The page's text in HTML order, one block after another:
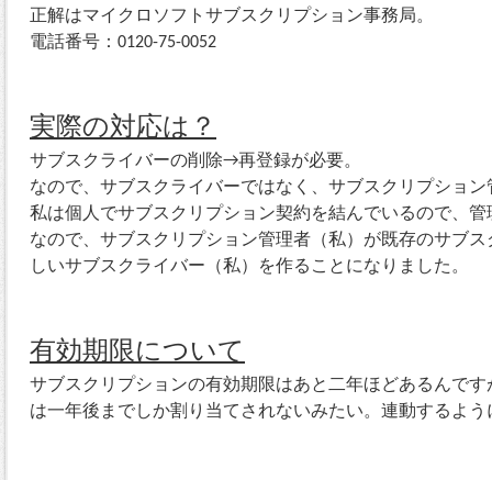
正解はマイクロソフトサブスクリプション事務局。
電話番号：0120-75-0052
実際の対応は？
サブスクライバーの削除→再登録が必要。
なので、サブスクライバーではなく、サブスクリプショ
私は個人でサブスクリプション契約を結んでいるので、
なので、サブスクリプション管理者（私）が既存のサブ
しいサブスクライバー（私）を作ることになりました。
有効期限について
サブスクリプションの有効期限はあと二年ほどあるんで
は一年後までしか割り当てされないみたい。連動するよ